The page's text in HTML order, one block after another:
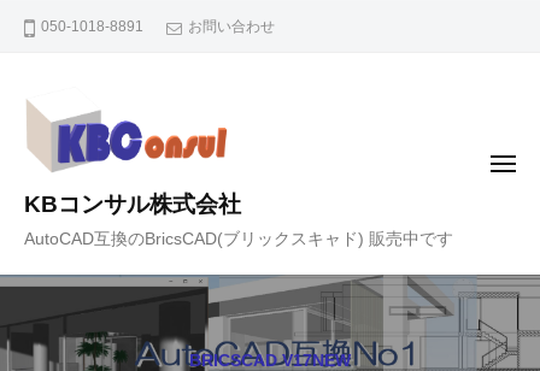
ッ
050-1018-8891 お問い合わせ
KBコンサル株式会社
AutoCAD互換のBricsCAD(ブリックスキャド) 販売中です
メ
BRICSCAD V17NEW